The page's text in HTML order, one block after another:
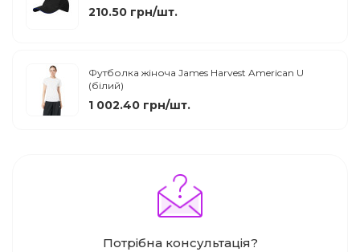
210.50 грн/шт.
Футболка жіноча James Harvest American U
(білий)
1 002.40 грн/шт.
Потрібна консультація?